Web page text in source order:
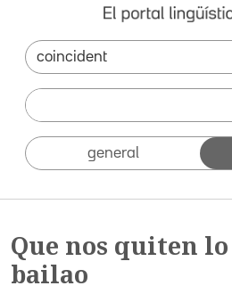
general
Que nos quiten lo
bailao